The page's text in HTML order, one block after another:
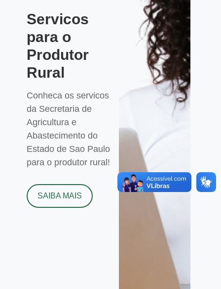
Servicos
para o
Produtor
Rural
Conheca os servicos
da Secretaria de
Agricultura e
Abastecimento do
Estado de Sao Paulo
para o produtor rural!
SAIBA MAIS